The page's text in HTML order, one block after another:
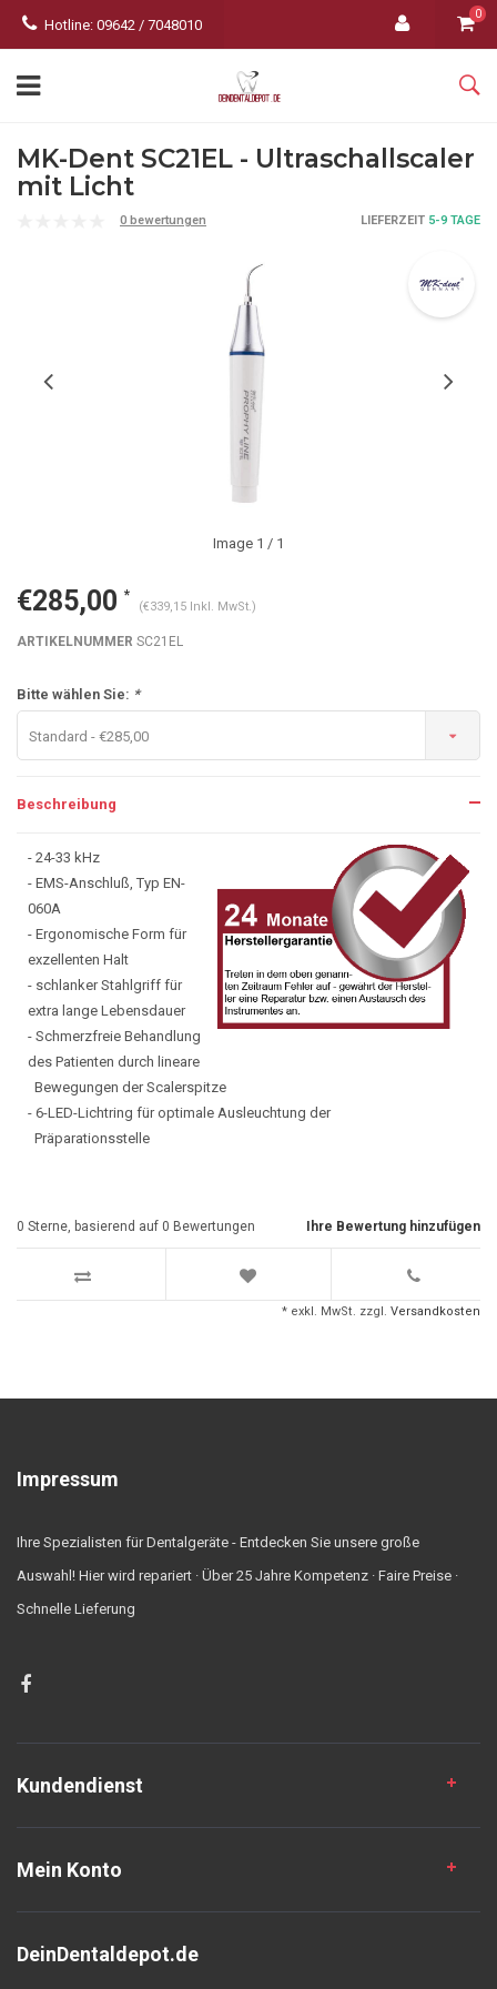
Hotline: 09642 / 7048010
0
MK-Dent SC21EL - Ultraschallscaler
mit Licht
0 bewertungen LIEFERZEIT 5-9 TAGE
Image 1 / 1
€285,00 *
(€339,15 Inkl. MwSt.)
ARTIKELNUMMER SC21EL
Bitte wählen Sie: *
Standard - €285,00
Beschreibung
- 24-33 kHz
- EMS-Anschluß, Typ EN-
060A
- Ergonomische Form für
exzellenten Halt
- schlanker Stahlgriff für
extra lange Lebensdauer
- Schmerzfreie Behandlung
des Patienten durch lineare
Bewegungen der Scalerspitze
- 6-LED-Lichtring für optimale Ausleuchtung der
Präparationsstelle
Ihre Bewertung hinzufügen
0 Sterne, basierend auf 0 Bewertungen
* exkl. MwSt. zzgl. Versandkosten
Impressum
Ihre Spezialisten für Dentalgeräte - Entdecken Sie unsere große
Auswahl! Hier wird repariert · Über 25 Jahre Kompetenz · Faire Preise ·
Schnelle Lieferung
Kundendienst
Mein Konto
DeinDentaldepot.de